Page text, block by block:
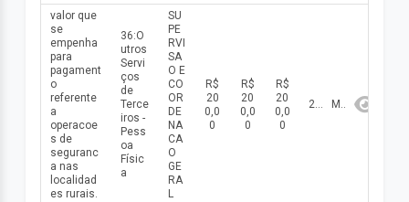
valor que
se
empenha
para
pagament
o
referente
a
operacoe
s de
seguranc
a nas
localidad
es rurais.
36:O
utros
Servi
ços
de
Terce
iros -
Pess
oa
Físic
a
SU
PE
RVI
SA
O E
CO
OR
DE
NA
CA
O
GE
RA
L
R$
20
0,0
0
R$
20
0,0
0
R$
20
0,0
0
2026 Maio